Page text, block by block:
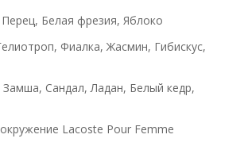
Белая фрезия, Яблоко
Фиалка, Жасмин, Гибискус,
Сандал, Ладан, Белый кедр,
Lacoste Pour Femme